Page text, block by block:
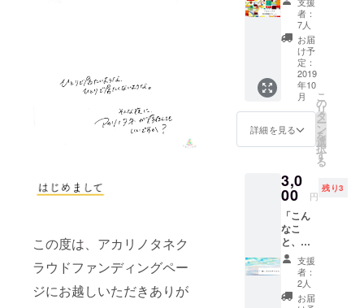
この度は、アカリノタネク
ラウドファンディングペー
ジにお越しいただきありが
お手伝
いして
いただ
きなが
ら、
1000円
分の
ケータ
リン
グ、ア
ンツに
ご参加
いただ
けま
す。 ※
備考欄
に、ど
んなお
手伝い
をして
体験し
てみた
い方
へ。一
緒にア
カリノ
タネが
できる
セット
（キャ
カー＋
二人で
読める
アカリ
ノ絵
本）を
お届け
しま
す。 ※
招待チ
ケット
（1000
円分
ケータ
リング
代込
み）】
11月23
日東京
開催の
をお届
けしま
す。 ※
食べ物
のアレ
ルギー
などあ
る方が
いらっ
しゃい
者：
7人
お届
け予
定：
2019
年10
月
詳細を見る
こ
の
リ
タ
ー
ン
を
選
択
す
る
3,0
00 円
残り3
「こん
なこ
と、
やって
みた
い！」
「でも
支援
者：
2人
お届